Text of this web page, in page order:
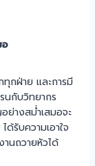
อ
กฝ่าย และการมี
นกับวิทยากร
ย่างสม่ำเสมอจะ
ด้รับความเอาใจ
านถวายหัวได้